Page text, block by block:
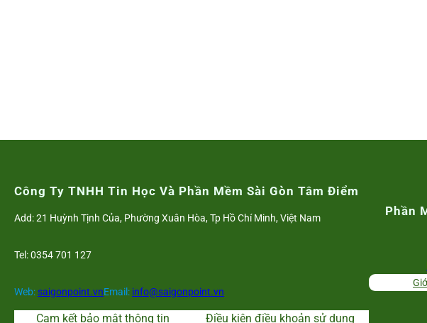
Công Ty TNHH Tin Học Và Phần Mềm Sài Gòn Tâm Điểm
Add: 21 Huỳnh Tịnh Của, Phường Xuân Hòa, Tp Hồ Chí Minh, Việt Nam
Tel: 0354 701 127
Web:saigonpoint.vnEmail: info@saigonpoint.vn
Cam kết bảo mật thông tin Điều kiện điều khoản sử dụng
Phần